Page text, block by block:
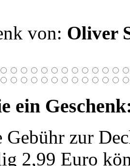
von: Oliver
ein
Gebühr zur
2,99 Euro